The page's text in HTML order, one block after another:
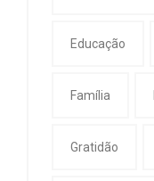
Educação
Família
Gratidão